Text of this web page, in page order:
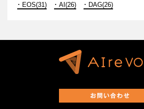
EOS(31) AI(26) DAG(26)